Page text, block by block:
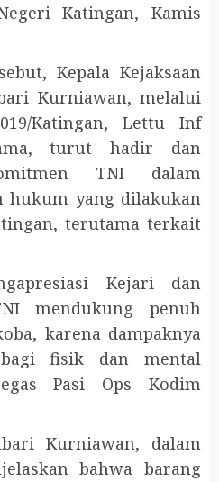
Katingan, Kamis
Kepala Kejaksaan
Kurniawan, melalui
Katingan, Lettu Inf
turut hadir dan
TNI dalam
hukum yang dilakukan
terutama terkait
Kejari dan
mendukung penuh
karena dampaknya
bagi fisik dan mental
Pasi Ops Kodim
Kurniawan, dalam
bahwa barang